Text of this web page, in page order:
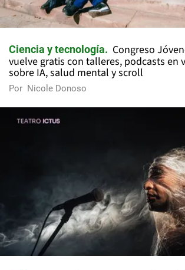
Ciencia y tecnología
Congreso
vuelve gratis con talleres, podcasts en
sobre IA, salud mental y scroll
Por Nicole Donoso